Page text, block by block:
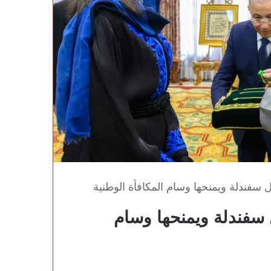
ويمنحها وسام المكافأة الوطنية
ويمنحها وسام